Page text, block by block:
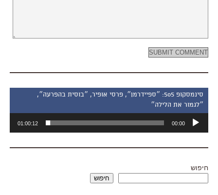
סינמסקופ 505: ״ספיידרמן״, פרסי אופיר, ״בוסית בהפרעה״,
״לגמור את הלילה״
אודיו
00:00
01:00:12
חיפוש
חיפוש